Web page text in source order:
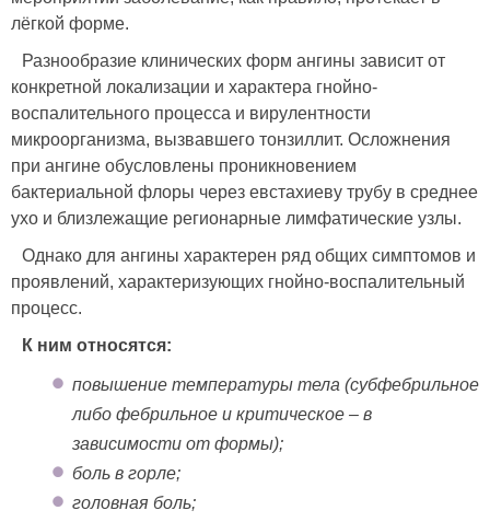
лёгкой форме.
Разнообразие клинических форм ангины зависит от
конкретной локализации и характера гнойно-
воспалительного процесса и вирулентности
микроорганизма, вызвавшего тонзиллит. Осложнения
при ангине обусловлены проникновением
бактериальной флоры через евстахиеву трубу в среднее
ухо и близлежащие регионарные лимфатические узлы.
Однако для ангины характерен ряд общих симптомов и
проявлений, характеризующих гнойно-воспалительный
процесс.
К ним относятся:
повышение температуры тела (субфебрильное
либо фебрильное и критическое – в
зависимости от формы);
боль в горле;
головная боль;